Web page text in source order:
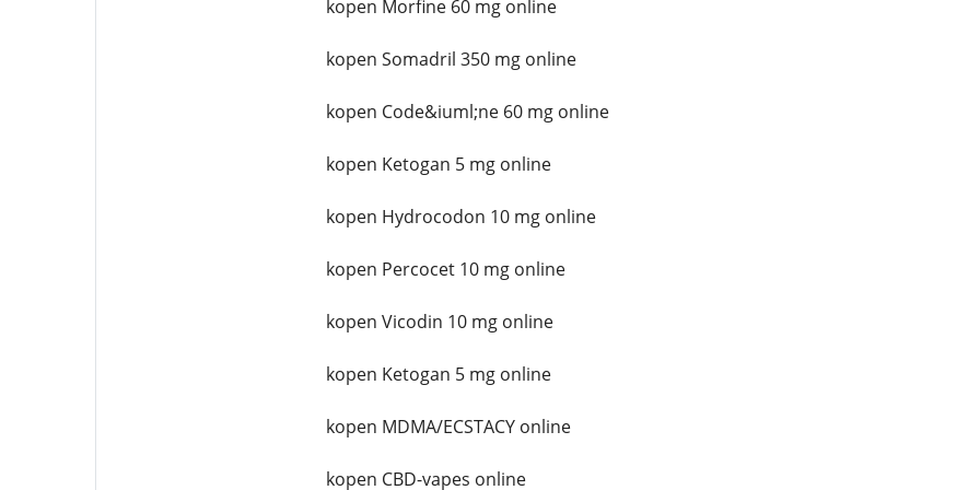
kopen Morfine 60 mg online
kopen Somadril 350 mg online
kopen Code&iuml;ne 60 mg online
kopen Ketogan 5 mg online
kopen Hydrocodon 10 mg online
kopen Percocet 10 mg online
kopen Vicodin 10 mg online
kopen Ketogan 5 mg online
kopen MDMA/ECSTACY online
kopen CBD-vapes online